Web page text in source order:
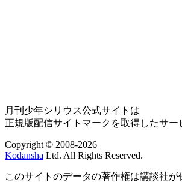
月刊少年シリウス公式サイトは
正規版配信サイトマークを取得したサー
Copyright © 2008-2026
Kodansha Ltd. All Rights Reserved.
このサイトのデータの著作権は講談社が